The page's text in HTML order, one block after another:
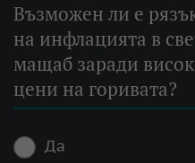
Възможен ли е
на инфлацията в
мащаб заради
цени на горивата?
Да